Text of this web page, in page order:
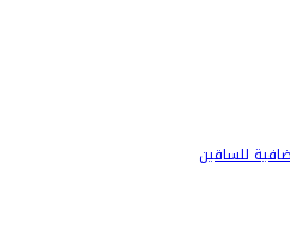
للساقين